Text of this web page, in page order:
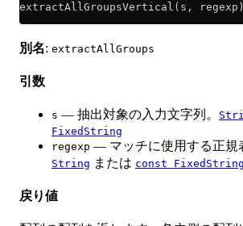
extractAllGroupsVertical(s, regexp)
別名: extractAllGroups
引数
s — 抽出対象の入力文字列。
FixedString
regexp — マッチに使用する正規
String または const FixedString
戻り値